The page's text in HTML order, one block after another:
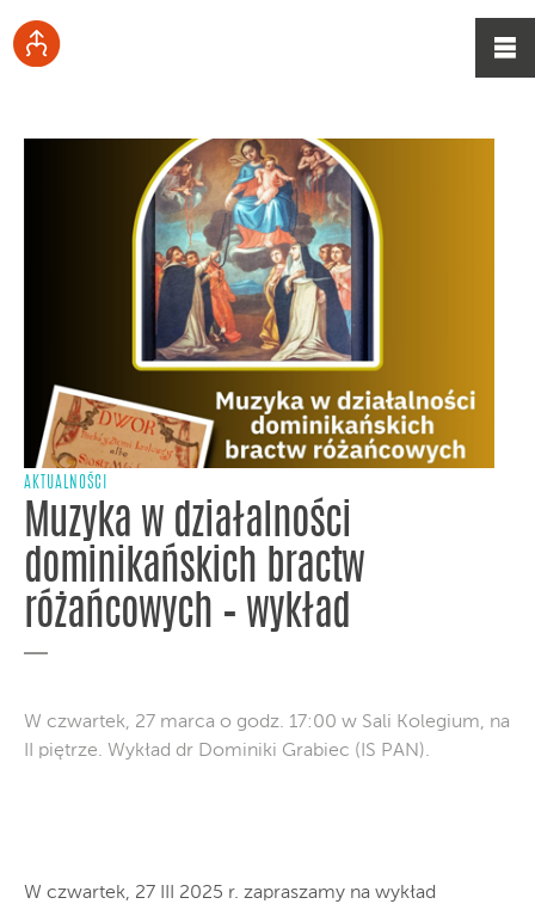
AKTUALNOŚCI
Muzyka w działalności
dominikańskich bractw
różańcowych – wykład
W czwartek, 27 marca o godz. 17:00 w Sali Kolegium, na
II piętrze. Wykład dr Dominiki Grabiec (IS PAN).
W czwartek, 27 III 2025 r. zapraszamy na wykład